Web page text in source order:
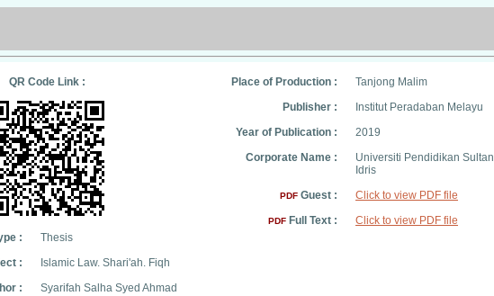
QR Code Link :
:
Thesis
:
Islamic Law. Shari'ah. Fiqh
:
Syarifah Salha Syed Ahmad
Place of Production :
Tanjong Malim
Publisher :
Institut Peradaban Melayu
Year of Publication :
2019
Corporate Name :
Universiti Pendidikan Sultan
Idris
PDF Guest : Click to view PDF file
PDF Full Text : Click to view PDF file